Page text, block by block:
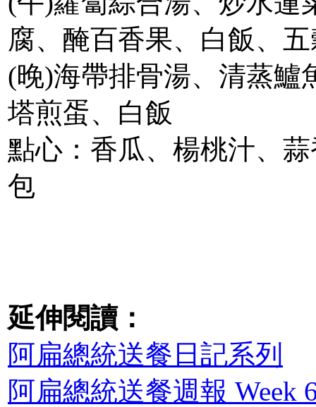
腐、醃百香果、白飯、
(晚)海帶排骨湯、清蒸鱸
塔煎蛋、白飯
點心：香瓜、楊桃汁、
包
延伸閱讀：
阿扁總統送餐日記系列
阿扁總統送餐週報 Week